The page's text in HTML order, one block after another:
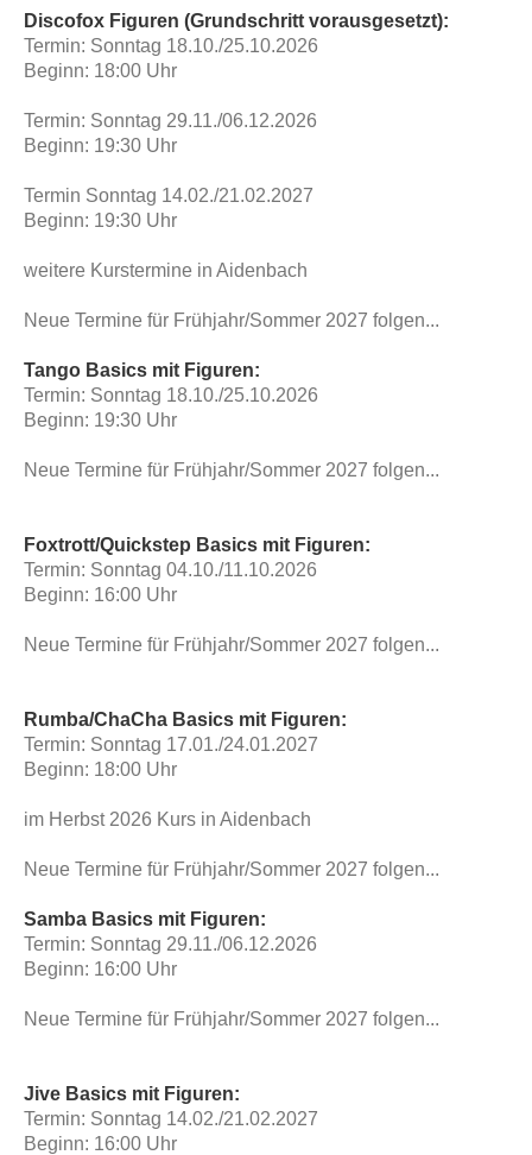
Discofox Figuren (Grundschritt vorausgesetzt):
Termin: Sonntag 18.10./25.10.2026
Beginn: 18:00 Uhr
Termin: Sonntag 29.11./06.12.2026
Beginn: 19:30 Uhr
Termin Sonntag 14.02./21.02.2027
Beginn: 19:30 Uhr
weitere Kurstermine in Aidenbach
Neue Termine für Frühjahr/Sommer 2027 folgen...
Tango Basics mit Figuren:
Termin: Sonntag 18.10./25.10.2026
Beginn: 19:30 Uhr
Neue Termine für Frühjahr/Sommer 2027 folgen...
Foxtrott/Quickstep Basics mit Figuren:
Termin: Sonntag 04.10./11.10.2026
Beginn: 16:00 Uhr
Neue Termine für Frühjahr/Sommer 2027 folgen...
Rumba/ChaCha Basics mit Figuren:
Termin: Sonntag 17.01./24.01.2027
Beginn: 18:00 Uhr
im Herbst 2026 Kurs in Aidenbach
Neue Termine für Frühjahr/Sommer 2027 folgen...
Samba Basics mit Figuren:
Termin: Sonntag 29.11./06.12.2026
Beginn: 16:00 Uhr
Neue Termine für Frühjahr/Sommer 2027 folgen...
Jive Basics mit Figuren:
Termin: Sonntag 14.02./21.02.2027
Beginn: 16:00 Uhr